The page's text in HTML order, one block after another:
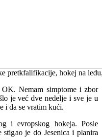
pretkfalifikacije, hokej na
Nemam simptome i zbor
je već dve nedelje i sve je u
i da se vratim kući.
i evropskog hokeja. Posle
je do Jesenica i planira